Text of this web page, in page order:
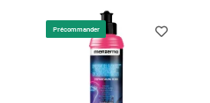
Précommander